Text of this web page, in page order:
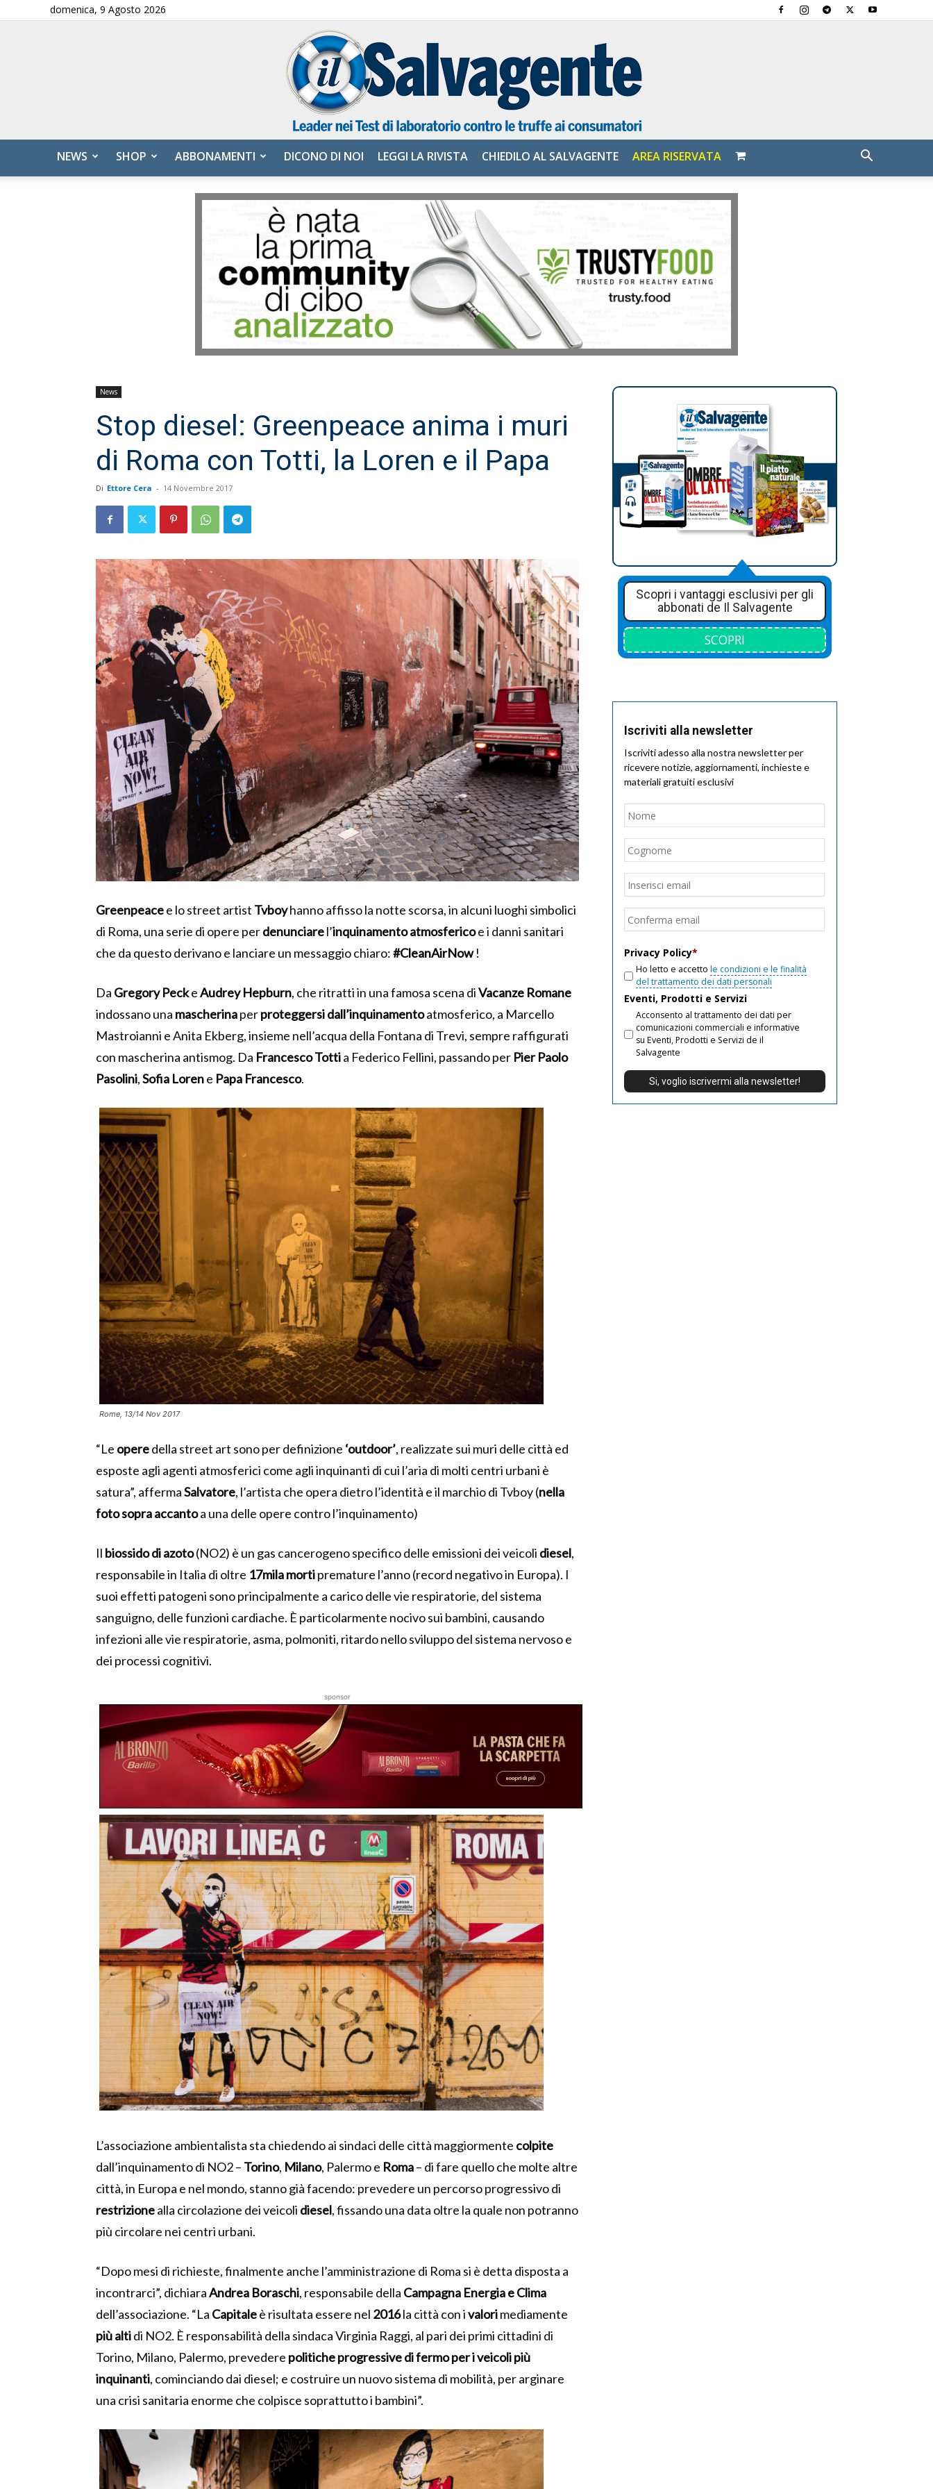
domenica, 9 Agosto 2026
Salvagente
NEWS SHOP ABBONAMENTI DICONO DI NOI LEGGI LA RIVISTA CHIEDILO AL SALVAGENTE AREA RISERVATA
News
Stop diesel: Greenpeace anima i muri
di Roma con Totti, la Loren e il Papa
Di Ettore Cera - 14 Novembre 2017
Greenpeacee lo street artist Tvboyhanno affisso la notte scorsa, in alcuni luoghi simbolici
di Roma, una serie di opere perdenunciarel’inquinamentoatmosfericoe i danni sanitari
che da questo derivano e lanciare un messaggio chiaro:#CleanAirNow!
Da Gregory PeckeAudrey Hepburn, che ritratti in una famosa scena diVacanze Romane
indossano una mascherinaperproteggersi dall’inquinamentoatmosferico, a Marcello
Mastroianni e Anita Ekberg, insieme nell’acqua della Fontana di Trevi, sempre raffigurati
con mascherina antismog. Da Francesco Tottia Federico Fellini, passando per Pier Paolo
Pasolini,Sofia Lorene Papa Francesco.
Rome, 13/14 Nov 2017
“Le operedella street art sono per definizione ‘outdoor’, realizzate sui muri delle città ed
esposte agli agenti atmosferici come agli inquinanti di cui l’aria di molti centri urbani è
satura”, affermaSalvatore, l’artista che opera dietro l’identità e il marchio di Tvboy (nella
foto sopra accantoa una delle opere contro l’inquinamento)
Il biossido di azoto(NO2) è un gas cancerogeno specifico delle emissioni dei veicoli diesel,
responsabile in Italia di oltre 17mila mortipremature l’anno (record negativo in Europa). I
suoi effetti patogeni sono principalmente a carico delle vie respiratorie, del sistema
sanguigno, delle funzioni cardiache. È particolarmente nocivo sui bambini, causando
infezioni alle vie respiratorie, asma, polmoniti, ritardo nello sviluppo del sistema nervoso e
dei processi cognitivi.
sponsor
L’associazione ambientalista sta chiedendo ai sindaci delle città maggiormente colpite
dall’inquinamento di NO2 – Torino, Milano, Palermo e Roma– di fare quello che molte altre
città, in Europa e nel mondo, stanno già facendo: prevedere un percorso progressivo di
restrizionealla circolazione dei veicoli diesel, fissando una data oltre la quale non potranno
più circolare nei centri urbani.
“Dopo mesi di richieste, finalmente anche l’amministrazione di Roma si è detta disposta a
incontrarci”, dichiaraAndrea Boraschi, responsabile della Campagna Energia e Clima
dell’associazione. “La Capitaleè risultata essere nel 2016la città con ivalorimediamente
più altidi NO2. È responsabilità della sindaca Virginia Raggi, al pari dei primi cittadini di
Torino, Milano, Palermo, prevedere politiche progressive di fermo per i veicoli più
inquinanti, cominciando dai diesel; e costruire un nuovo sistema di mobilità, per arginare
una crisi sanitaria enorme che colpisce soprattutto i bambini”.
Scopri i vantaggi esclusivi per gli
abbonati de Il Salvagente
SCOPRI
Iscriviti alla newsletter
Iscriviti adesso alla nostra newsletter per
ricevere notizie, aggiornamenti, inchieste e
materiali gratuiti esclusivi
Nome
Email
Privacy Policy*
Ho letto e accetto le condizioni e le finalità
del trattamento dei dati personali
Eventi, Prodotti e Servizi
Acconsento al trattamento dei dati per
comunicazioni commerciali e informative
su Eventi, Prodotti e Servizi de il
Salvagente